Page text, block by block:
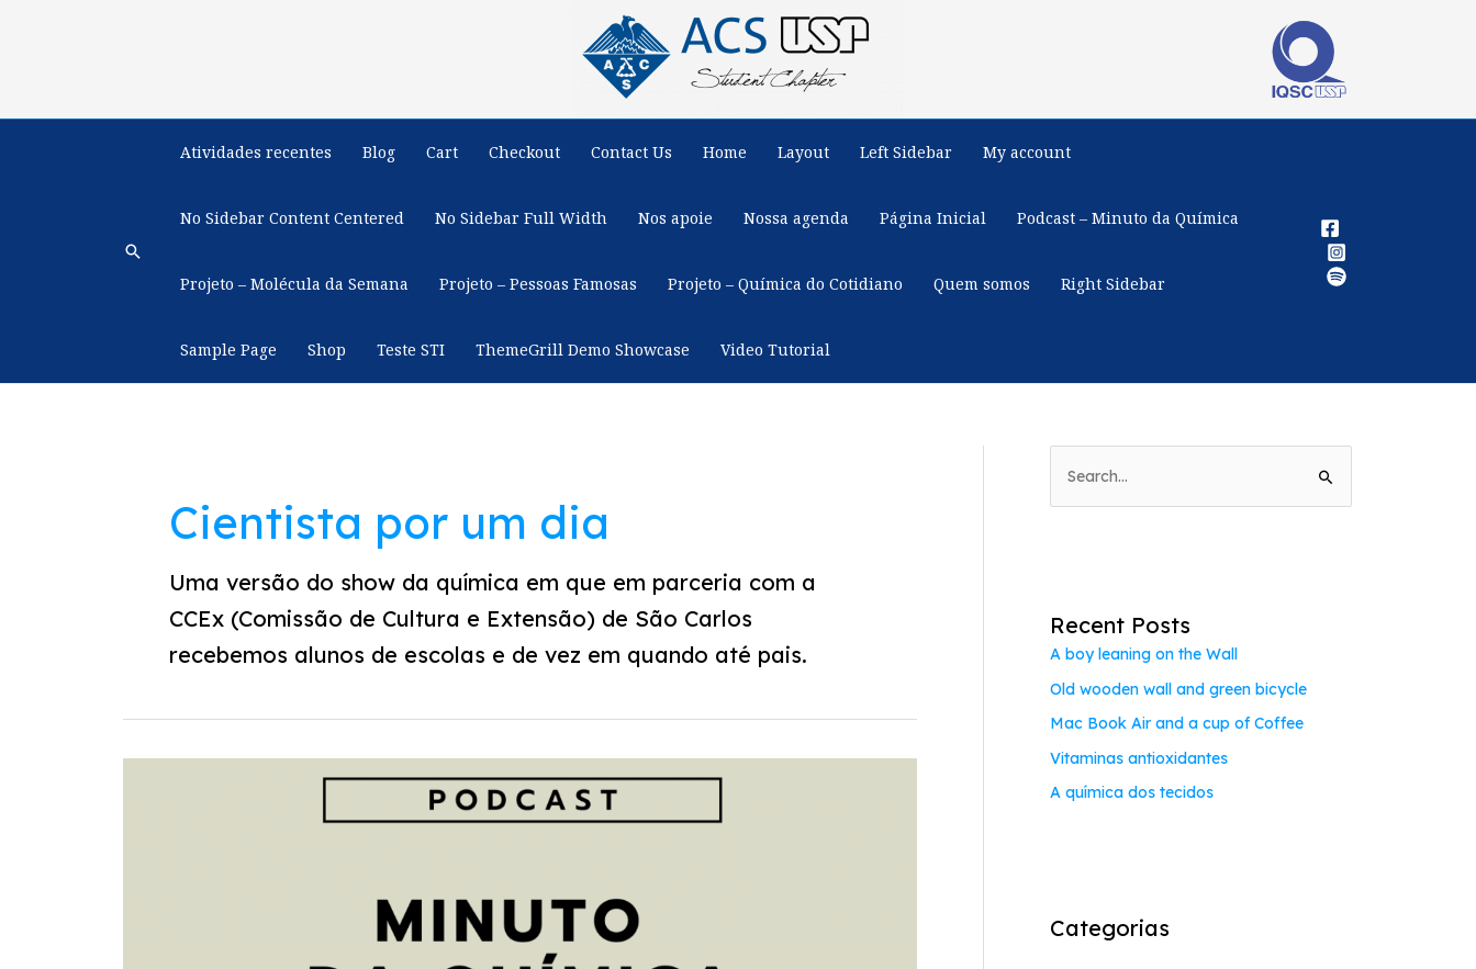
Pesquisar
Atividades recentes Blog Cart Checkout Contact Us Home Layout Left Sidebar My account
No Sidebar Content Centered No Sidebar Full Width Nos apoie Nossa agenda Página Inicial Podcast – Minuto da Química
Projeto – Molécula da Semana Projeto – Pessoas Famosas Projeto – Química do Cotidiano Quem somos Right Sidebar
Sample Page Shop Teste STI ThemeGrill Demo Showcase Video Tutorial
Cientista por um dia
Uma versão do show da química em que em parceria com a
CCEx (Comissão de Cultura e Extensão) de São Carlos
recebemos alunos de escolas e de vez em quando até pais.
e
s
a
r
p
o
Recent Posts
A boy leaning on the Wall
Old wooden wall and green bicycle
Mac Book Air and a cup of Coffee
Vitaminas antioxidantes
A química dos tecidos
Categorias